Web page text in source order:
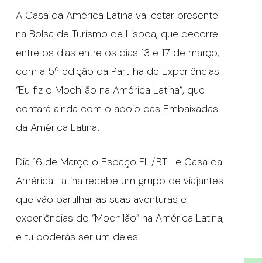
A Casa da América Latina vai estar presente
na Bolsa de Turismo de Lisboa, que decorre
entre os dias entre os dias 13 e 17 de março,
com a 5ª edição da Partilha de Experiências
“Eu fiz o Mochilão na América Latina”, que
contará ainda com o apoio das Embaixadas
da América Latina.
Dia 16 de Março o Espaço FIL/BTL e Casa da
América Latina recebe um grupo de viajantes
que vão partilhar as suas aventuras e
experiências do “Mochilão” na América Latina,
e tu poderás ser um deles.